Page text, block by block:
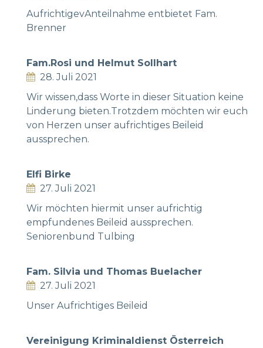
AufrichtigevAnteilnahme entbietet Fam.
Brenner
Fam.Rosi und Helmut Sollhart
28. Juli 2021
Wir wissen,dass Worte in dieser Situation keine
Linderung bieten.Trotzdem möchten wir euch
von Herzen unser aufrichtiges Beileid
aussprechen.
Elfi Birke
27. Juli 2021
Wir möchten hiermit unser aufrichtig
empfundenes Beileid aussprechen.
Seniorenbund Tulbing
Fam. Silvia und Thomas Buelacher
27. Juli 2021
Unser Aufrichtiges Beileid
Vereinigung Kriminaldienst Österreich